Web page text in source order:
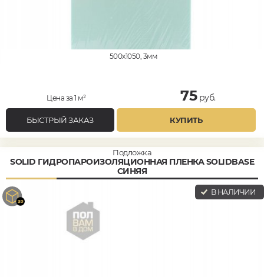
500x1050, 3мм
Цена за 1 м² 75руб.
БЫСТРЫЙ ЗАКАЗ КУПИТЬ
Подложка
SOLID ГИДРОПАРОИЗОЛЯЦИОННАЯ ПЛЕНКА SOLIDBASE
СИНЯЯ
В НАЛИЧИИ